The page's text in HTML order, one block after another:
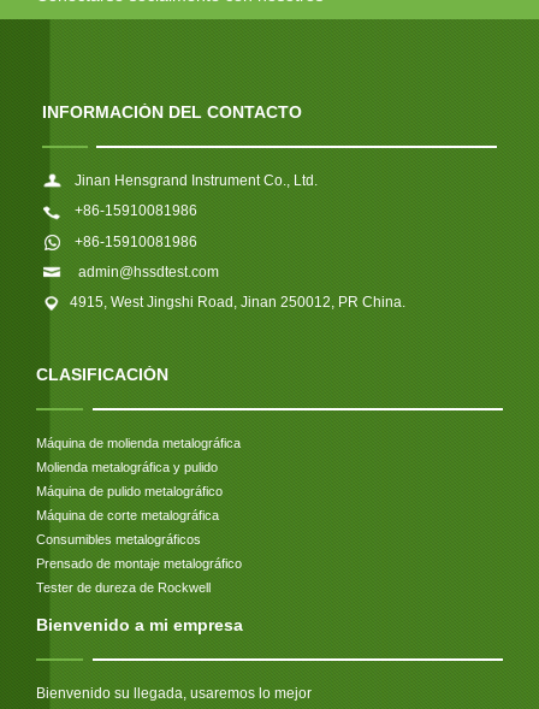
INFORMACIÓN DEL CONTACTO
Jinan Hensgrand Instrument Co., Ltd.
+86-15910081986
+86-15910081986
admin@hssdtest.com
4915, West Jingshi Road, Jinan 250012, PR China.
CLASIFICACIÓN
Máquina de molienda metalográfica
Molienda metalográfica y pulido
Máquina de pulido metalográfico
Máquina de corte metalográfica
Consumibles metalográficos
Prensado de montaje metalográfico
Tester de dureza de Rockwell
Bienvenido a mi empresa
Bienvenido su llegada, usaremos lo mejor